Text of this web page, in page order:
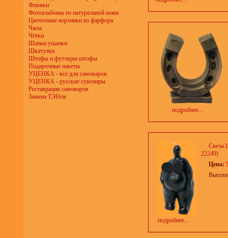
Фляжки
Фотоальбомы из натуральной кожи
Цветочные корзинки из фарфора
Часы
Чётки
Шапки ушанки
Шкатулки
Штофы и футляры штофы
Подарочные пакеты
УЦЕНКА - все для самоваров
УЦЕНКА - русские сувениры
Реставрация самоваров
Замена ТЭНов
подробнее...
подробнее...
Свеча
22249)
Цена: